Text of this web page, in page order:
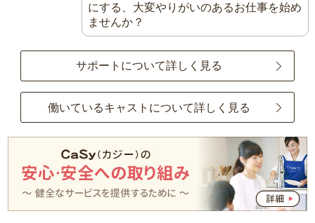
にする、大変やりがいのあるお仕事を始め
ませんか？
サポートについて詳しく見る
働いているキャストについて詳しく見る